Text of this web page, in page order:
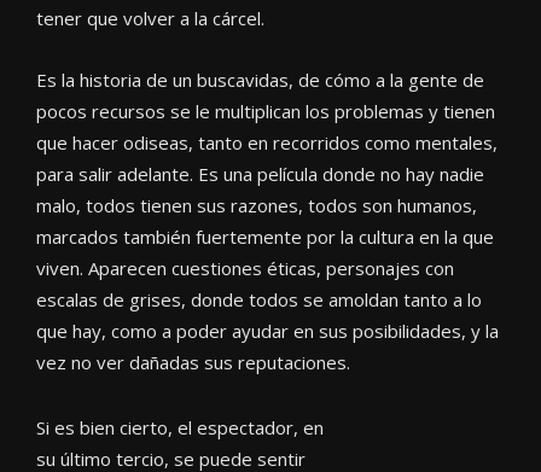
tener que volver a la cárcel.
Es la historia de un buscavidas, de cómo a la gente de
pocos recursos se le multiplican los problemas y tienen
que hacer odiseas, tanto en recorridos como mentales,
para salir adelante. Es una película donde no hay nadie
malo, todos tienen sus razones, todos son humanos,
marcados también fuertemente por la cultura en la que
viven. Aparecen cuestiones éticas, personajes con
escalas de grises, donde todos se amoldan tanto a lo
que hay, como a poder ayudar en sus posibilidades, y la
vez no ver dañadas sus reputaciones.
Si es bien cierto, el espectador, en
su último tercio, se puede sentir